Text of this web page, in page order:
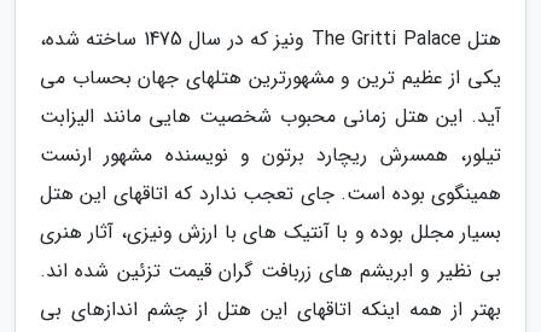
هتل The Gritti Palace ونیز که در سال 1475 ساخته شده،
یکی از عظیم ترین و مشهورترین هتلهای جهان بحساب می
آید. این هتل زمانی محبوب شخصیت هایی مانند الیزابت
تیلور، همسرش ریچارد برتون و نویسنده مشهور ارنست
همینگوی بوده است. جای تعجب ندارد که اتاقهای این هتل
بسیار مجلل بوده و با آنتیک های با ارزش ونیزی، آثار هنری
بی نظیر و ابریشم های زربافت گران قیمت تزئین شده اند.
بهتر از همه اینکه اتاقهای این هتل از چشم اندازهای بی